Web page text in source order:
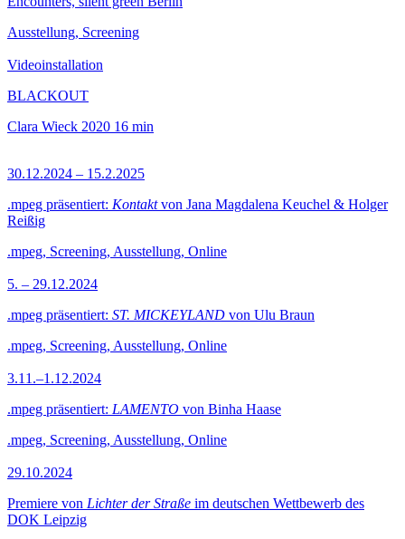
Ausstellung, Screening
Videoinstallation
BLACKOUT
Clara Wieck 2020 16 min
30.12.2024 – 15.2.2025
.mpeg präsentiert: Kontaktvon Jana Magdalena Keuchel & Holger
Reißig
.mpeg, Screening, Ausstellung, Online
5. – 29.12.2024
.mpeg präsentiert: ST. MICKEYLAND von Ulu Braun
.mpeg, Screening, Ausstellung, Online
3.11.–1.12.2024
.mpeg präsentiert: LAMENTO von Binha Haase
.mpeg, Screening, Ausstellung, Online
29.10.2024
Premiere von Lichter der Straße im deutschen Wettbewerb des
DOK Leipzig